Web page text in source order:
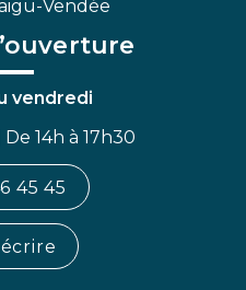
Vendée
vendredi
14h à 17h30
45 45